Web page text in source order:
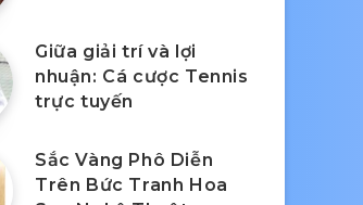
Giữa giải trí và lợi
nhuận: Cá cược Tennis
trực tuyến
Sắc Vàng Phô Diễn
Trên Bức Tranh Hoa